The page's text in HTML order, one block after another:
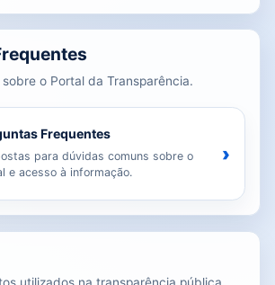
o Portal da Transparência.
Frequentes
para dúvidas comuns sobre o
e acesso à informação.
›